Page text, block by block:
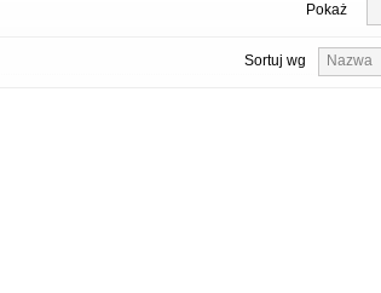
Pokaż
Sortuj wg Nazwa